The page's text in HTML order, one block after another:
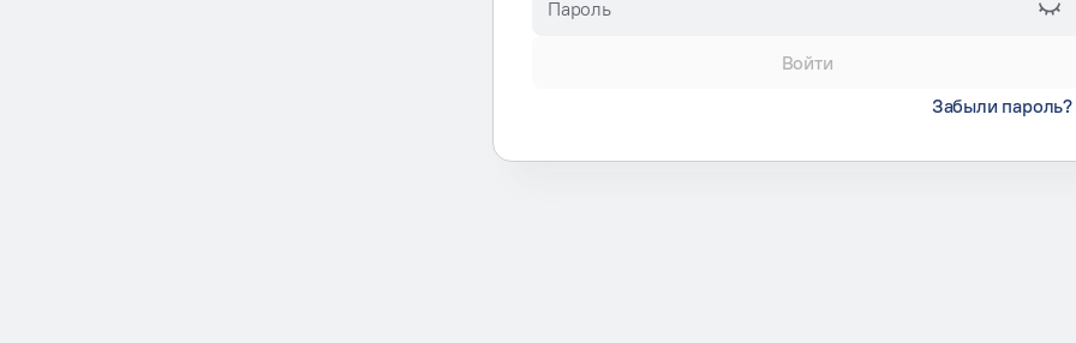
Пароль
Войти
Забыли пароль?